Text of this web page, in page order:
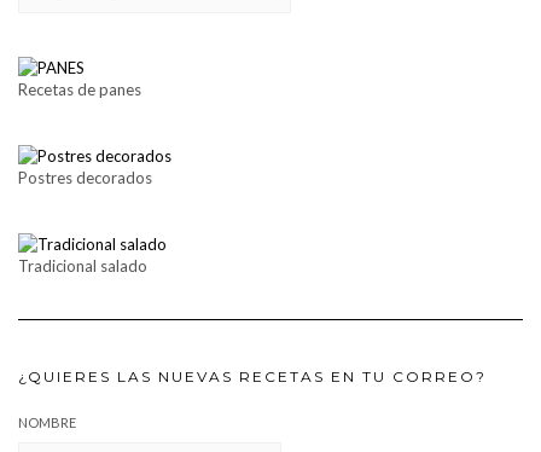
Recetas de panes
Postres decorados
Tradicional salado
¿QUIERES LAS NUEVAS RECETAS EN TU CORREO?
NOMBRE